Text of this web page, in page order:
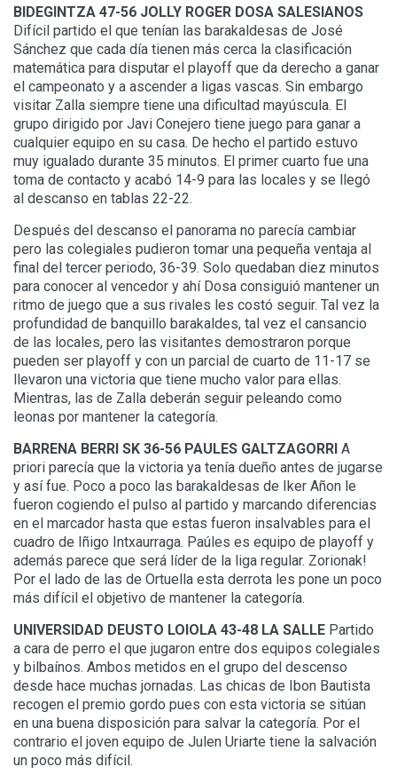
BIDEGINTZA 47-56 JOLLY ROGER DOSA SALESIANOS
Difícil partido el que tenían las barakaldesas de José
Sánchez que cada día tienen más cerca la clasificación
matemática para disputar el playoff que da derecho a ganar
el campeonato y a ascender a ligas vascas. Sin embargo
visitar Zalla siempre tiene una dificultad mayúscula. El
grupo dirigido por Javi Conejero tiene juego para ganar a
cualquier equipo en su casa. De hecho el partido estuvo
muy igualado durante 35 minutos. El primer cuarto fue una
toma de contacto y acabó 14-9 para las locales y se llegó
al descanso en tablas 22-22.
Después del descanso el panorama no parecía cambiar
pero las colegiales pudieron tomar una pequeña ventaja al
final del tercer periodo, 36-39. Solo quedaban diez minutos
para conocer al vencedor y ahí Dosa consiguió mantener un
ritmo de juego que a sus rivales les costó seguir. Tal vez la
profundidad de banquillo barakaldes, tal vez el cansancio
de las locales, pero las visitantes demostraron porque
pueden ser playoff y con un parcial de cuarto de 11-17 se
llevaron una victoria que tiene mucho valor para ellas.
Mientras, las de Zalla deberán seguir peleando como
leonas por mantener la categoría.
BARRENA BERRI SK 36-56 PAULES GALTZAGORRI A
priori parecía que la victoria ya tenía dueño antes de jugarse
y así fue. Poco a poco las barakaldesas de Iker Añon le
fueron cogiendo el pulso al partido y marcando diferencias
en el marcador hasta que estas fueron insalvables para el
cuadro de Iñigo Intxaurraga. Paúles es equipo de playoff y
además parece que será líder de la liga regular. Zorionak!
Por el lado de las de Ortuella esta derrota les pone un poco
más difícil el objetivo de mantener la categoría.
UNIVERSIDAD DEUSTO LOIOLA 43-48 LA SALLE Partido
a cara de perro el que jugaron entre dos equipos colegiales
y bilbaínos. Ambos metidos en el grupo del descenso
desde hace muchas jornadas. Las chicas de Ibon Bautista
recogen el premio gordo pues con esta victoria se sitúan
en una buena disposición para salvar la categoría. Por el
contrario el joven equipo de Julen Uriarte tiene la salvación
un poco más difícil.